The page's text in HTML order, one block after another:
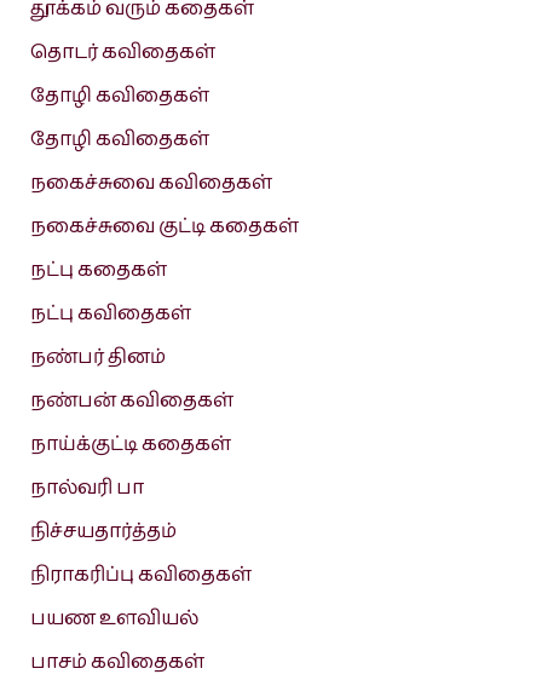
தூக்கம் வரும் கதைகள்
தொடர் கவிதைகள்
தோழி கவிதைகள்
தோழி கவிதைகள்
நகைச்சுவை கவிதைகள்
நகைச்சுவை குட்டி கதைகள்
நட்பு கதைகள்
நட்பு கவிதைகள்
நண்பர் தினம்
நண்பன் கவிதைகள்
நாய்க்குட்டி கதைகள்
நால்வரி பா
நிச்சயதார்த்தம்
நிராகரிப்பு கவிதைகள்
பயண உளவியல்
பாசம் கவிதைகள்